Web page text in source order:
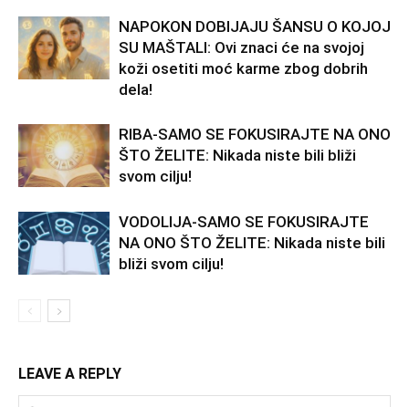
NAPOKON DOBIJAJU ŠANSU O KOJOJ
SU MAŠTALI: Ovi znaci će na svojoj
koži osetiti moć karme zbog dobrih
dela!
RIBA-SAMO SE FOKUSIRAJTE NA ONO
ŠTO ŽELITE: Nikada niste bili bliži
svom cilju!
VODOLIJA-SAMO SE FOKUSIRAJTE
NA ONO ŠTO ŽELITE: Nikada niste bili
bliži svom cilju!
LEAVE A REPLY